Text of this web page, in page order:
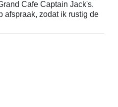
Cafe Captain Jack's.
afspraak, zodat ik rustig de